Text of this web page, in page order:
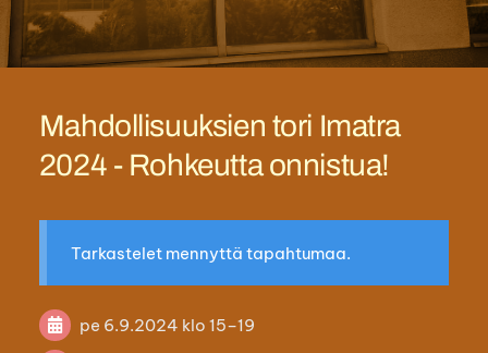
Mahdollisuuksien tori Imatra
2024 - Rohkeutta onnistua!
Tarkastelet mennyttä tapahtumaa.
pe 6.9.2024 klo 15–19